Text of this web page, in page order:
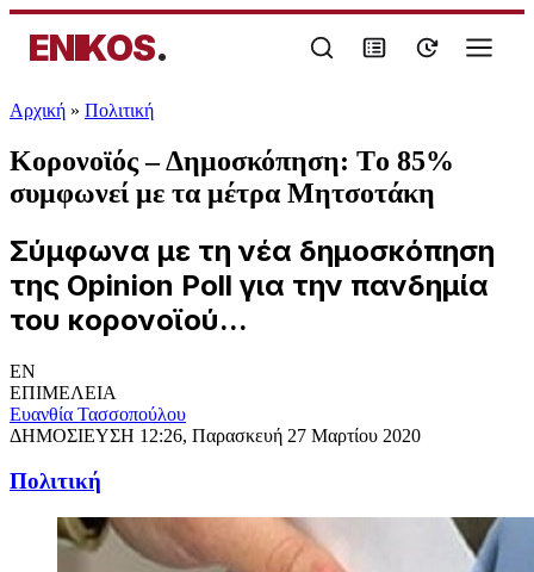
ENIKOS.
Αρχική » Πολιτική
Κορονοϊός – Δημοσκόπηση: Τo 85%
συμφωνεί με τα μέτρα Μητσοτάκη
Σύμφωνα με τη νέα δημοσκόπηση
της Opinion Poll για την πανδημία
του κορονοϊού...
EN
ΕΠΙΜΕΛΕΙΑ
Ευανθία Τασσοπούλου
ΔΗΜΟΣΙΕΥΣΗ 12:26, Παρασκευή 27 Μαρτίου 2020
Πολιτική